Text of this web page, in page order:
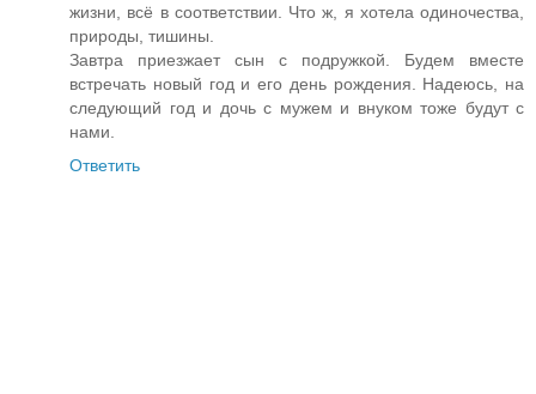
жизни, всё в соответствии. Что ж, я хотела одиночества,
природы, тишины.
Завтра приезжает сын с подружкой. Будем вместе
встречать новый год и его день рождения. Надеюсь, на
следующий год и дочь с мужем и внуком тоже будут с
нами.
Ответить